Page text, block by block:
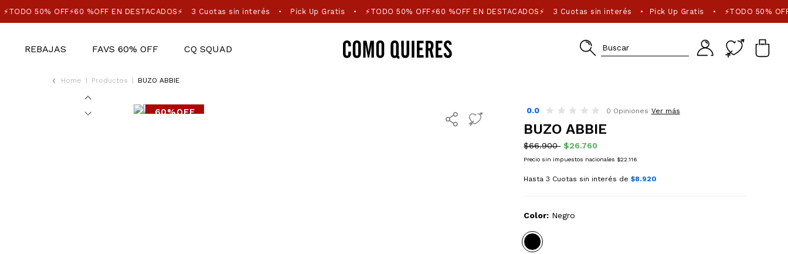
⚡TODO 50% OFF⚡60 %OFF EN DESTACADOS⚡ 3 Cuotas sin interés Pick Up Gratis • ⚡TODO 50% OFF⚡60 %OFF EN DESTACADOS⚡ 3 Cuotas sin interés Pick Up Gratis • ⚡TODO 50%
REBAJAS FAVS 60% OFF CQ SQUAD
Home Productos BUZO ABBIE
60%OFF 0.0 0 Opiniones Ver más
BUZO ABBIE
$66.900 $26.760
Precio sin impuestos nacionales $22.116
Hasta 3 Cuotas sin interés de$8.920
Color: Negro